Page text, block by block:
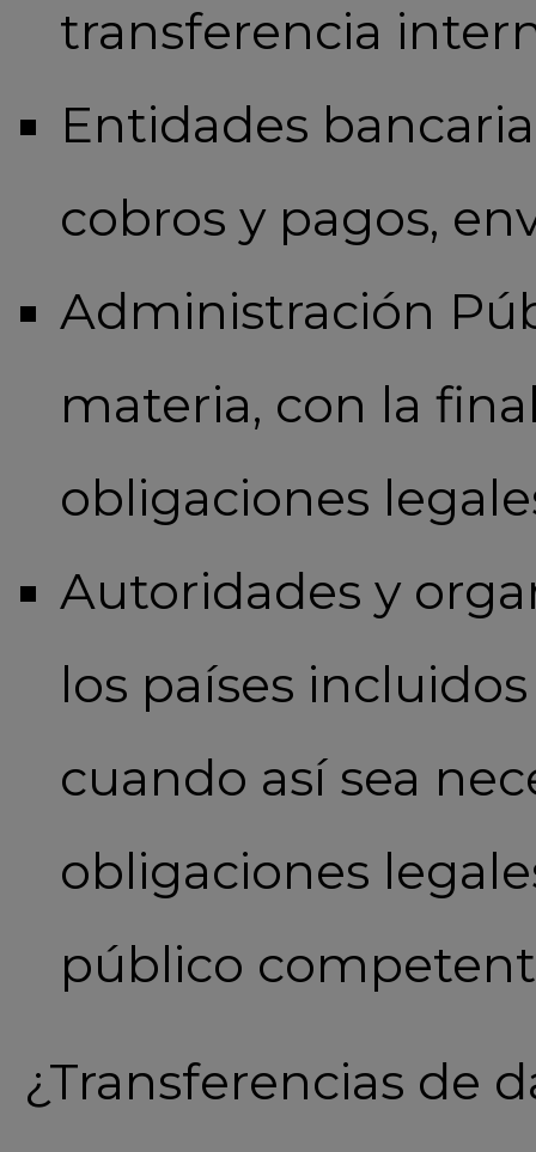
transferencia
Entidades
cobros y pagos,
Administración
materia, con la
obligaciones
Autoridades y
los países
cuando así sea
obligaciones
público
¿Transferencias de